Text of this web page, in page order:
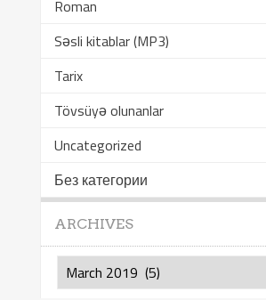
Roman
Səsli kitablar (MP3)
Tarix
Tövsüyə olunanlar
Uncategorized
Без категории
ARCHIVES
Archives